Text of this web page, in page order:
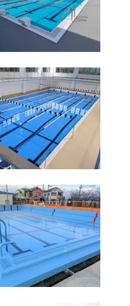
大阪府 学校 ステンレスプール
神奈川県 学校 ステンレスプール
滋賀県 ステンレスプール